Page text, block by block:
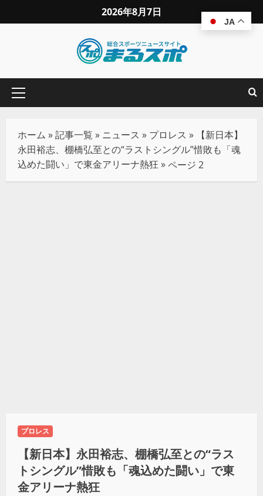
2026年8月7日
ホーム »記事一覧 » ニュース » プロレス »
【新日本】
永田裕志、棚橋弘至との“ラストシングル”惜敗も「魂
込めた闘い」で東金アリーナ熱狂 »ページ 2
プロレス
【新日本】永田裕志、棚橋弘至との“ラス
トシングル”惜敗も「魂込めた闘い」で東
金アリーナ熱狂
JA